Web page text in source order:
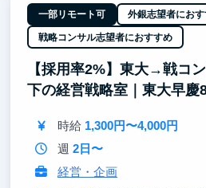
2. 元マッキンゼーの顧問が直接
アウトプットは元マッキンゼー
ー。戦略コンサルの思考法を実
3. 不動産×金融×M&Aの実データ
に直接触れ、リアルな経営課題
一部リモート可 外銀志望者にお
戦略コンサル志望者におすすめ
【採用率2%】東大→戦コ
下の経営戦略室｜東大早慶
時給 1,300円〜4,000円
週 2日〜
経営・企画